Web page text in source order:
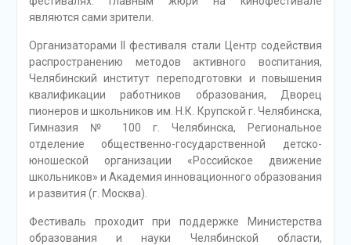
являются сами зрители.
Организаторами II фестиваля стали Центр содействия
распространению методов активного воспитания,
Челябинский институт переподготовки и повышения
квалификации работников образования, Дворец
пионеров и школьников им. Н.К. Крупской г. Челябинска,
Гимназия № 100 г. Челябинска, Региональное
отделение общественно-государственной детско-
юношеской организации «Российское движение
школьников» и Академия инновационного образования
и развития (г. Москва).
Фестиваль проходит при поддержке Министерства
образования и науки Челябинской области,